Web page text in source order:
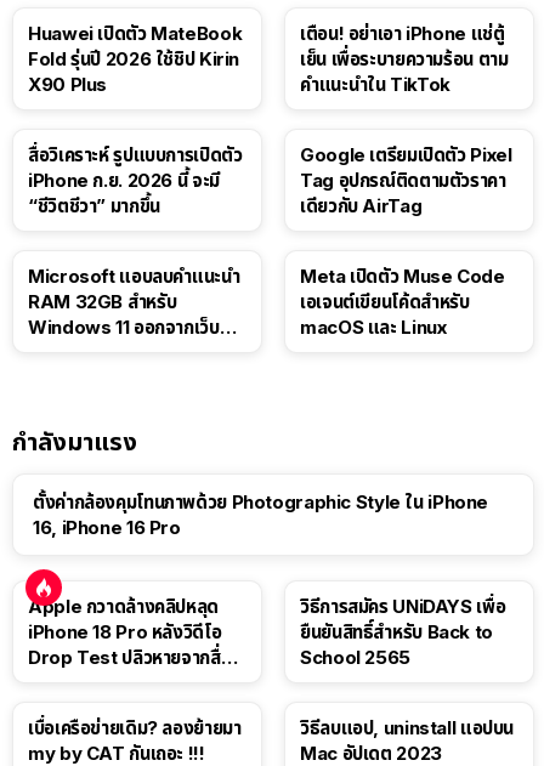
Huawei เปิดตัว MateBook
Fold รุ่นปี 2026 ใช้ชิป Kirin
X90 Plus
เตือน! อย่าเอา iPhone แช่ตู้
เย็น เพื่อระบายความร้อน ตาม
คำแนะนำใน TikTok
สื่อวิเคราะห์ รูปแบบการเปิดตัว
iPhone ก.ย. 2026 นี้ จะมี
“ชีวิตชีวา” มากขึ้น
Google เตรียมเปิดตัว Pixel
Tag อุปกรณ์ติดตามตัวราคา
เดียวกับ AirTag
Microsoft แอบลบคำแนะนำ
RAM 32GB สำหรับ
Windows 11 ออกจากเว็บตัว
Meta เปิดตัว Muse Code
เอเจนต์เขียนโค้ดสำหรับ
macOS และ Linux
กำลังมาแรง
ตั้งค่ากล้องคุมโทนภาพด้วย Photographic Style ใน iPhone
16, iPhone 16 Pro
Apple กวาดล้างคลิปหลุด
iPhone 18 Pro หลังวิดีโอ
Drop Test ปลิวหายจากสื่อ
วิธีการสมัคร UNiDAYS เพื่อ
ยืนยันสิทธิ์สำหรับ Back to
School 2565
เบื่อเครือข่ายเดิม? ลองย้ายมา
my by CAT กันเถอะ !!!
วิธีลบแอป, uninstall แอปบน
Mac อัปเดต 2023